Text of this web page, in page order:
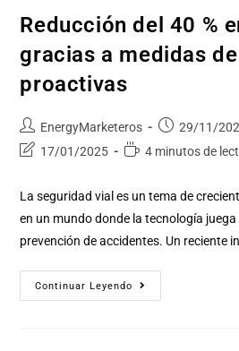
Reducción del 40 %
gracias a medidas
proactivas
EnergyMarketeros 29/11/
17/01/2025
4 minutos de
La seguridad vial es un tema de
en un mundo donde la tecnología
prevención de accidentes. Un reciente
Continuar Leyendo